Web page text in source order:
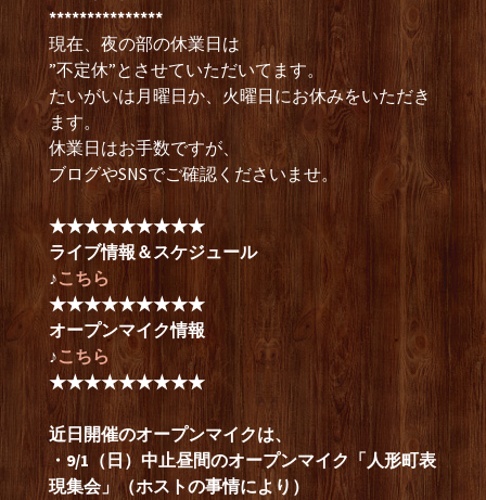
***************
現在、夜の部の休業日は
”不定休”とさせていただいてます。
たいがいは月曜日か、火曜日にお休みをいただき
ます。
休業日はお手数ですが、
ブログやSNSでご確認くださいませ。
★★★★★★★★★
ライブ情報＆スケジュール
♪こちら
★★★★★★★★★
オープンマイク情報
♪こちら
★★★★★★★★★
近日開催のオープンマイクは、
・9/1（日）中止昼間のオープンマイク「人形町表
現集会」（ホストの事情により）